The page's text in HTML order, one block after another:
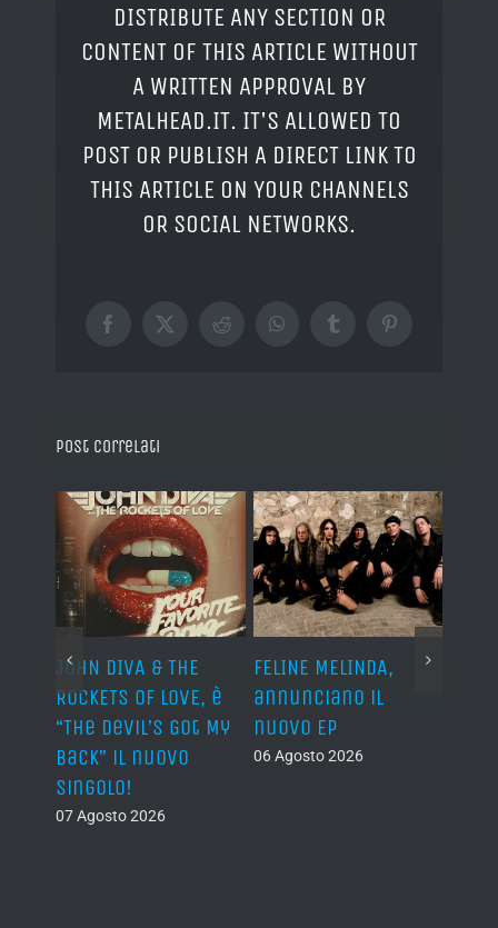
DISTRIBUTE ANY SECTION OR
CONTENT OF THIS ARTICLE WITHOUT
A WRITTEN APPROVAL BY
METALHEAD.IT. IT'S ALLOWED TO
POST OR PUBLISH A DIRECT LINK TO
THIS ARTICLE ON YOUR CHANNELS
OR SOCIAL NETWORKS.
Facebook
X RedditWhatsAppTumblrPinterest
Post correlati
JOHN DIVA & THE
ROCKETS OF LOVE, è
“The Devil’s Got My
Back” il nuovo
singolo!
07 Agosto 2026
FELINE MELINDA,
annunciano il
nuovo EP
06 Agosto 2026